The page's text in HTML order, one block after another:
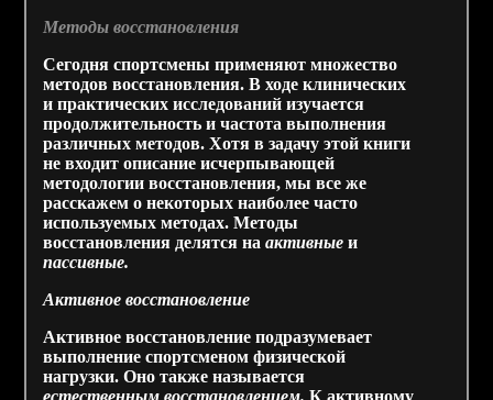
Методы восстановления
Сегодня спортсмены применяют множество
методов восстановления. В ходе клинических
и практических исследований изучается
продолжительность и частота выполнения
различных методов. Хотя в задачу этой книги
не входит описание исчерпывающей
методологии восстановления, мы все же
расскажем о некоторых наиболее часто
используемых методах. Методы
восстановления делятся наактивные и
пассивные.
Активное восстановление
Активное восстановление подразумевает
выполнение спортсменом физической
нагрузки. Оно также называется
естественным восстановлением. К активному